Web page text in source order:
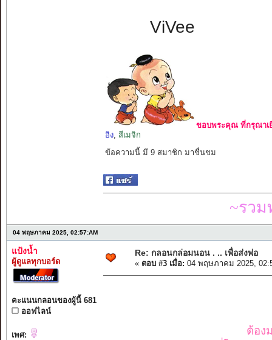
ViVee
ขอบพระคุณ ที่กรุณาเ
อิง, สีเมจิก
ข้อความนี้ มี 9 สมาชิก มาชื่นชม
~รวม
04 พฤษภาคม 2025, 02:57:AM
แป้งน้ำ
ผู้ดูแลทุกบอร์ด
คะแนนกลอนของผู้นี้ 681
ออฟไลน์
เพศ:
Re: กลอนกล่อมนอน . .. เพื่อส่งพ่อ
« ตอบ #3 เมื่อ: 04 พฤษภาคม 2025,
ต้อง